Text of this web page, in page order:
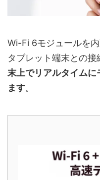
Wi-Fi 6モジュールを内
タブレット端末との接
末上でリアルタイムに
ます。